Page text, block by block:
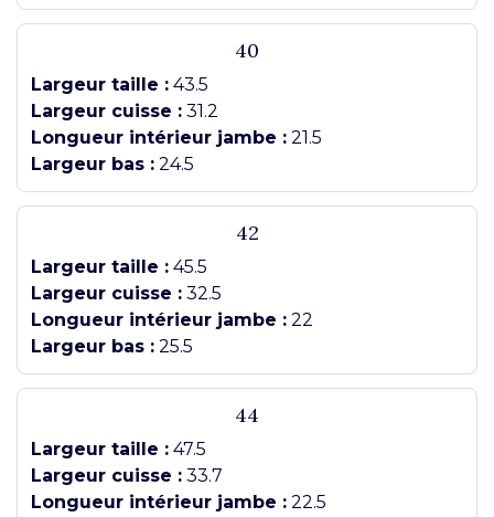
40
Largeur taille : 43.5
Largeur cuisse : 31.2
Longueur intérieur jambe : 21.5
Largeur bas : 24.5
42
Largeur taille : 45.5
Largeur cuisse : 32.5
Longueur intérieur jambe : 22
Largeur bas : 25.5
44
Largeur taille : 47.5
Largeur cuisse : 33.7
Longueur intérieur jambe : 22.5